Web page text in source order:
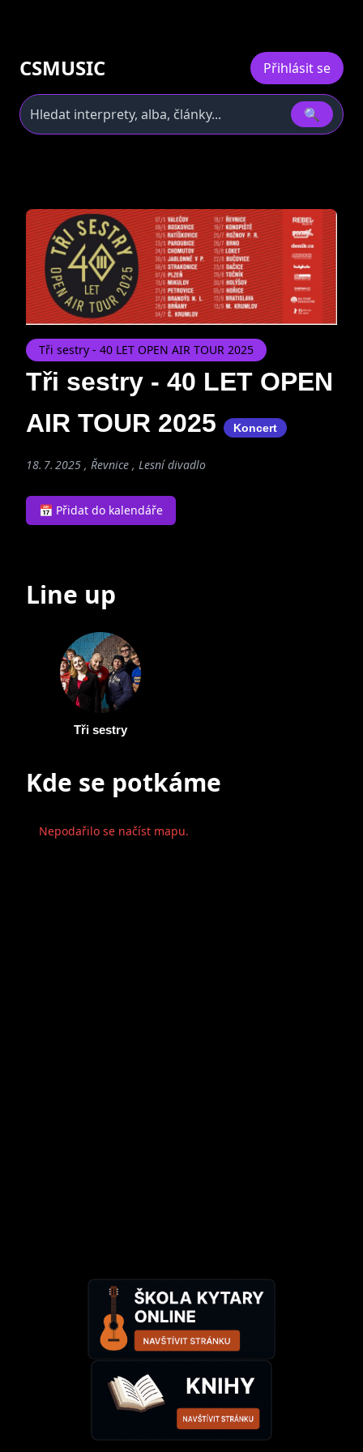
CSMUSIC Přihlásit se
🔍
Tři sestry - 40 LET OPEN AIR TOUR 2025
Tři sestry - 40 LET OPEN
AIR TOUR 2025
Koncert
18. 7. 2025 , Řevnice , Lesní divadlo
📅 Přidat do kalendáře
Line up
Tři sestry
Kde se potkáme
Nepodařilo se načíst mapu.